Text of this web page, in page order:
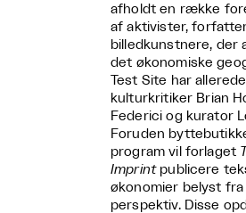
afholdt en række
af aktivister,
billedkunstnere, der
det økonomiske
Test Site har
kulturkritiker Brian
Federici og kurator
Foruden
program vil forlaget
Imprintpublicere
økonomier belyst
perspektiv. Disse